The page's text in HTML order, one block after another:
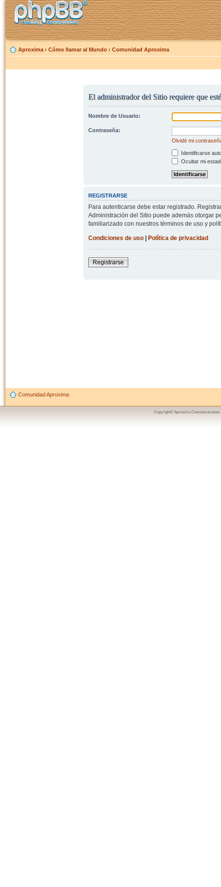
Aproxima ‹ Cómo llamar al Mundo ‹ Comunidad Aproxima
El administrador del Sitio requiere que
Nombre de Usuario:
Contraseña:
Olvidé mi
Identificarse
Ocultar mi
REGISTRARSE
Para autenticarse debe estar registrado.
Administración del Sitio puede además otorgar
familiarizado con nuestros términos de uso y
Condiciones de uso| Política de privacidad
Registrarse
Comunidad Aproxima
Copyright© Aproxima Comunicaciones